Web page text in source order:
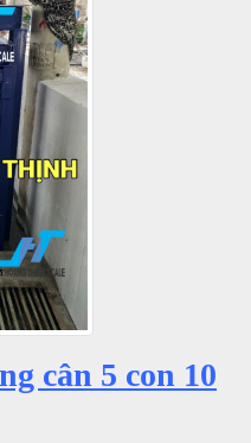
cân 5 con 10